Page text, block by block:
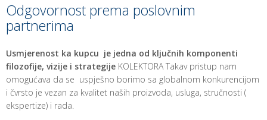
Odgovornost prema poslovnim
partnerima
Usmjerenost ka kupcu je jedna od ključnih komponenti
filozofije, vizije i strategije KOLEKTORA Takav pristup nam
omogućava da se uspješno borimo sa globalnom konkurencijom
i čvrsto je vezan za kvalitet naših proizvoda, usluga, stručnosti (
ekspertize) i rada.